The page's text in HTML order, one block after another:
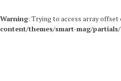
Warning: Trying to access array offset
content/themes/smart-mag/